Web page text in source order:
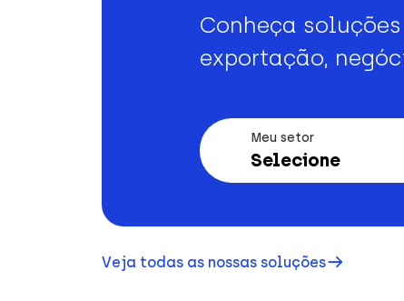
Conheça
exportação,
Meu setor
Selecione
Veja todas as nossas soluções